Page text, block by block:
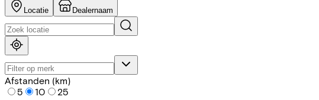
Locatie Dealernaam
Afstanden (km)
5
10 25